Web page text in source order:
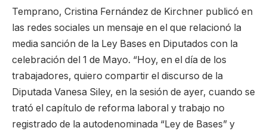
Temprano, Cristina Fernández de Kirchner publicó en
las redes sociales un mensaje en el que relacionó la
media sanción de la Ley Bases en Diputados con la
celebración del 1 de Mayo. “Hoy, en el día de los
trabajadores, quiero compartir el discurso de la
Diputada Vanesa Siley, en la sesión de ayer, cuando se
trató el capítulo de reforma laboral y trabajo no
registrado de la autodenominada “Ley de Bases” y